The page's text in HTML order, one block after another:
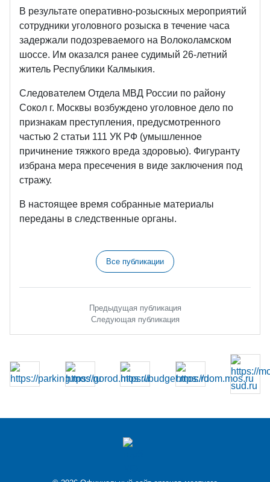
В результате оперативно-розыскных мероприятий
сотрудники уголовного розыска в течение часа
задержали подозреваемого на Волоколамском
шоссе. Им оказался ранее судимый 26-летний
житель Республики Калмыкия.
Следователем Отдела МВД России по району
Сокол г. Москвы возбуждено уголовное дело по
признакам преступления, предусмотренного
частью 2 статьи 111 УК РФ (умышленное
причинение тяжкого вреда здоровью). Фигуранту
избрана мера пресечения в виде заключения под
стражу.
В настоящее время собранные материалы
переданы в следственные органы.
Все публикации
Предыдущая публикация
Следующая публикация